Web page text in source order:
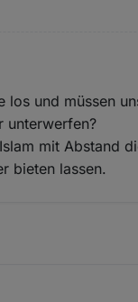
los und müssen
unterwerfen?
mit Abstand
bieten lassen.